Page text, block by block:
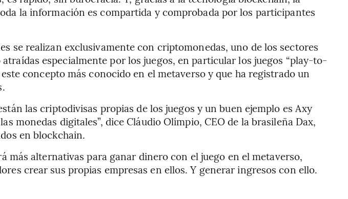
la información es compartida y comprobada por los participantes
se realizan exclusivamente con criptomonedas, uno de los sectores
especialmente por los juegos, en particular los juegos “play-to-
concepto más conocido en el metaverso y que ha registrado un
las criptodivisas propias de los juegos y un buen ejemplo es Axy
monedas digitales”, dice Cláudio Olímpio, CEO de la brasileña Dax,
en blockchain.
alternativas para ganar dinero con el juego en el metaverso,
crear sus propias empresas en ellos. Y generar ingresos con ello.